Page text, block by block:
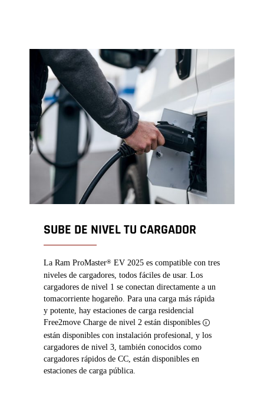
SUBE DE NIVEL TU CARGADOR
La Ram ProMaster® EV 2025 es compatible con tres
niveles de cargadores, todos fáciles de usar. Los
cargadores de nivel 1 se conectan directamente a un
tomacorriente hogareño. Para una carga más rápida
y potente, hay estaciones de carga residencial
Free2move Charge de nivel 2están disponibles
Disclosure
están disponibles con instalación profesional, y los
cargadores de nivel 3, también conocidos como
cargadores rápidos de CC, están disponibles en
estaciones de carga pública.